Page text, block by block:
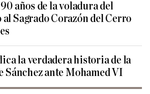
años de la voladura del
Sagrado Corazón del Cerro
la verdadera historia de la
Sánchez ante Mohamed VI